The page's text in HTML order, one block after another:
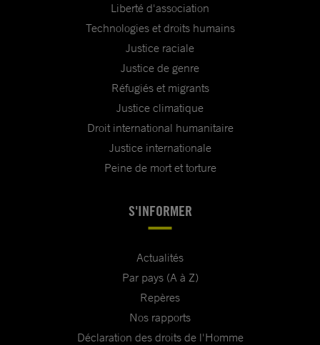
Liberté d'association
Technologies et droits humains
Justice raciale
Justice de genre
Réfugiés et migrants
Justice climatique
Droit international humanitaire
Justice internationale
Peine de mort et torture
S'INFORMER
Actualités
Par pays (A à Z)
Repères
Nos rapports
Déclaration des droits de l'Homme